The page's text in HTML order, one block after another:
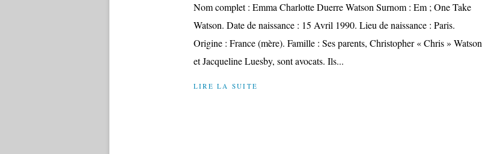
Nom complet : Emma Charlotte Duerre Watson Surnom : Em ; One Take
Watson. Date de naissance : 15 Avril 1990. Lieu de naissance : Paris.
Origine : France (mère). Famille : Ses parents, Christopher « Chris » Watson
et Jacqueline Luesby, sont avocats. Ils...
LIRE LA SUITE